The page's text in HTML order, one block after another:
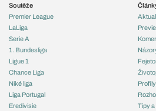
Soutěže
Premier League
LaLiga
Serie A
1. Bundesliga
Ligue 1
Chance Liga
Niké liga
Liga Portugal
Eredivisie
Tipy